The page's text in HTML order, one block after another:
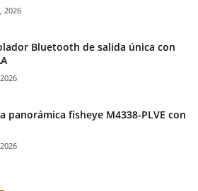
2026
Bluetooth de salida única con
panorámica fisheye M4338-PLVE con